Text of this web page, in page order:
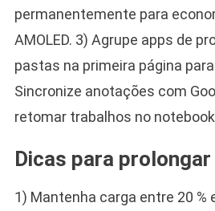
permanentemente para
AMOLED. 3) Agrupe apps de
pastas na primeira página
Sincronize anotações com
retomar trabalhos no
Dicas para
1) Mantenha carga entre 20 %